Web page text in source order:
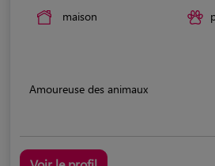
maison
Amoureuse des animaux